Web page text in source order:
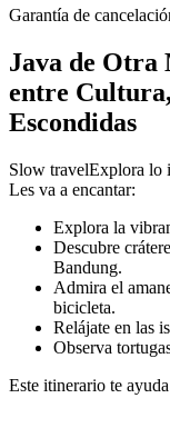
Garantía de
Java de Otra
entre
Escondidas
Slow travelExplora lo
Les va a encantar:
Explora la
Descubre
Bandung.
Admira el
bicicleta.
Relájate en las
Observa
Este itinerario te